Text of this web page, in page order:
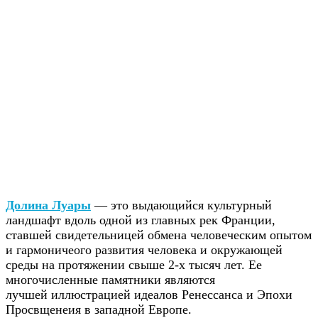
Долина Луары — это выдающийся культурный
ландшафт вдоль одной из главных рек Франции,
ставшей свидетельницей обмена человеческим опытом
и гармоничеого развития человека и окружающей
среды на протяжении свыше 2-х тысяч лет. Ее
многочисленные памятники являются
лучшей иллюстрацией идеалов Ренессанса и Эпохи
Просвщенеия в западной Европе.